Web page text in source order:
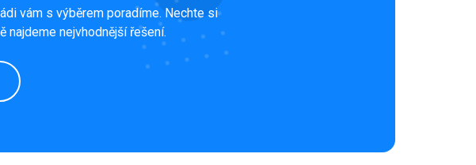
vám s výběrem poradíme. Nechte si
najdeme nejvhodnější řešení.